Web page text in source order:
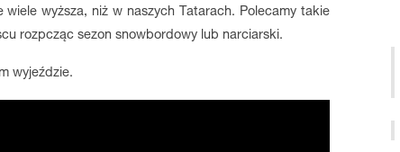
wyższa, niż w naszych Tatarach. Polecamy takie
rozpcząc sezon snowbordowy lub narciarski.
wyjeździe.